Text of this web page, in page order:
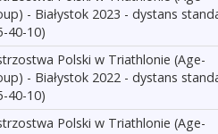
- Białystok 2023 - dystans
40-10)
Polski w Triathlonie (Age-
- Białystok 2022 - dystans
40-10)
Polski w Triathlonie (Age-